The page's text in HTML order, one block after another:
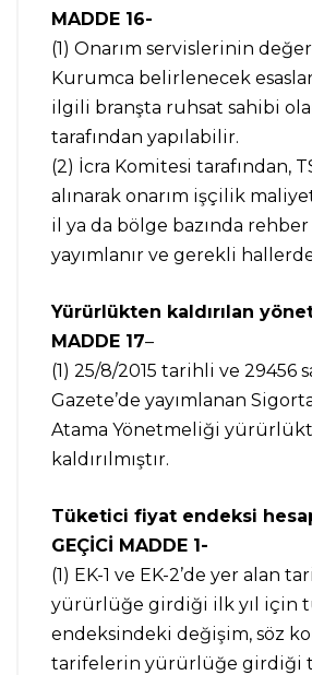
MADDE 16-
(1) Onarım servislerinin
Kurumca belirlenecek
ilgili branşta ruhsat sahibi
tarafından yapılabilir.
(2) İcra Komitesi tarafından,
alınarak onarım işçilik
il ya da bölge bazında
yayımlanır ve gerekli
Yürürlükten kaldırılan
MADDE 17–
(1) 25/8/2015 tarihli ve 29456
Gazete’de yayımlanan
Atama Yönetmeliği
kaldırılmıştır.
Tüketici fiyat endeksi
GEÇİCİ MADDE 1-
(1) EK-1 ve EK-2’de yer alan
yürürlüğe girdiği ilk yıl için
endeksindeki değişim, söz
tarifelerin yürürlüğe girdiği